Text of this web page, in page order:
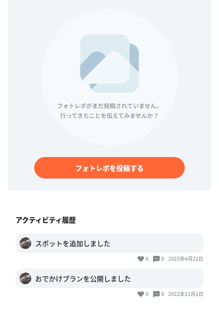
フォトレポを投稿する
アクティビティ履歴
スポットを追加しました
0 0 2025年4月22日
おでかけプランを公開しました
0 0 2022年11月1日